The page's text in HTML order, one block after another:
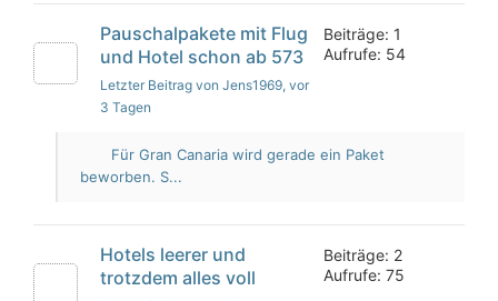
Pauschalpakete mit Flug
und Hotel schon ab 573
Letzter Beitrag von Jens1969, vor
3 Tagen
Beiträge: 1
Aufrufe: 54
Für Gran Canaria wird gerade ein Paket
beworben. S...
Hotels leerer und
trotzdem alles voll
Beiträge: 2
Aufrufe: 75